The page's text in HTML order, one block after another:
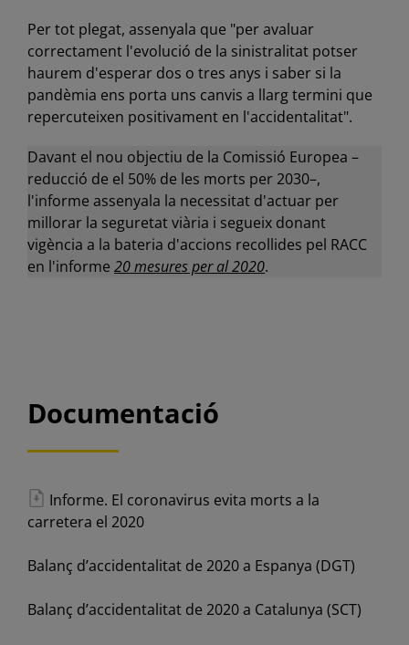
Per tot plegat, assenyala que "per avaluar
correctament l'evolució de la sinistralitat potser
haurem d'esperar dos o tres anys i saber si la
pandèmia ens porta uns canvis a llarg termini que
repercuteixen positivament en l'accidentalitat".
Davant el nou objectiu de la Comissió Europea –
reducció de el 50% de les morts per 2030–,
l'informe assenyala la necessitat d'actuar per
millorar la seguretat viària i segueix donant
vigència a la bateria d'accions recollides pel RACC
en l'informe 20 mesures per al 2020.
Documentació
Informe. El coronavirus evita morts a la
carretera el 2020
Balanç d’accidentalitat de 2020 a Espanya (DGT)
Balanç d’accidentalitat de 2020 a Catalunya (SCT)